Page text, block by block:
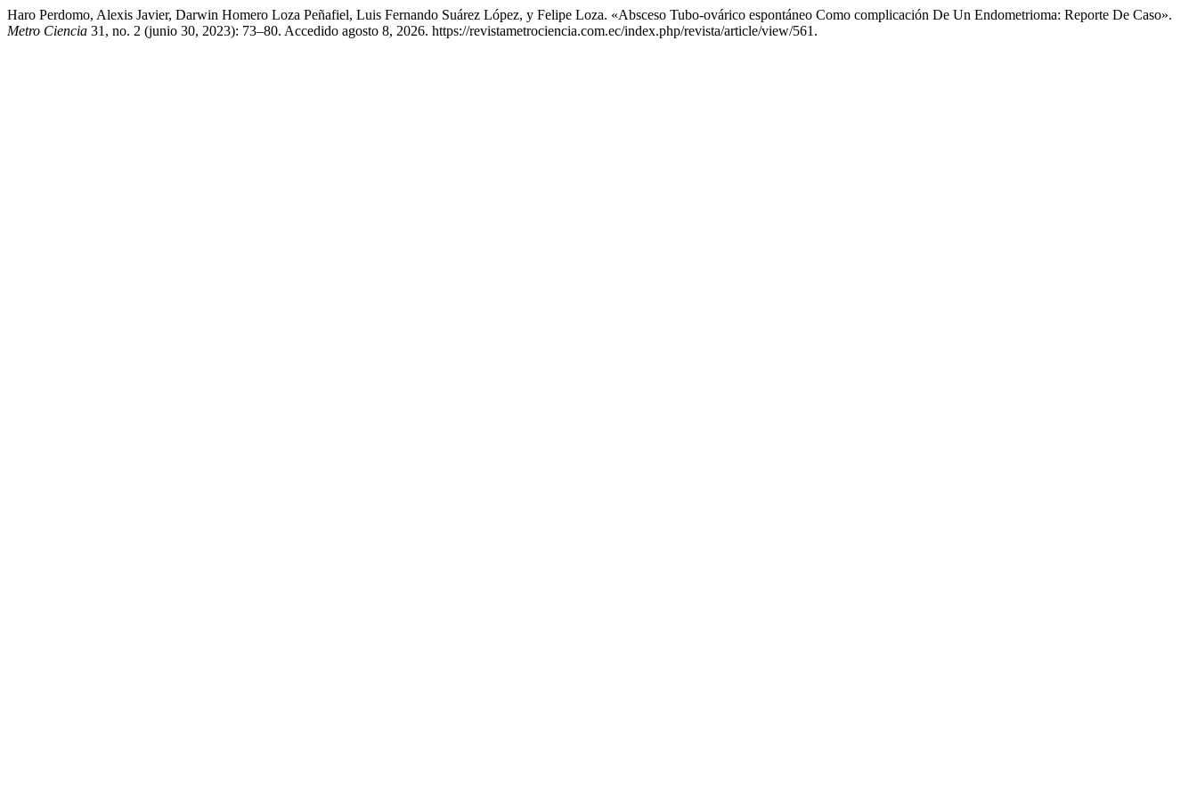
Haro Perdomo, Alexis Javier, Darwin Homero Loza Peñafiel, Luis Fernando Suárez López, y Felipe Loza. «Absceso Tubo-ovárico espontáneo Como complicación De Un Endometrioma: Reporte De Caso».
Metro Ciencia 31, no. 2 (junio 30, 2023): 73–80. Accedido agosto 8, 2026. https://revistametrociencia.com.ec/index.php/revista/article/view/561.